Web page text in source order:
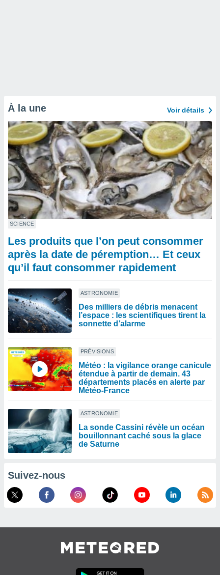
À la une Voir détails
SCIENCE
Les produits que l’on peut consommer
après la date de péremption… Et ceux
qu’il faut consommer rapidement
ASTRONOMIE
Des milliers de débris menacent
l’espace : les scientifiques tirent la
sonnette d’alarme
PRÉVISIONS
Météo : la vigilance orange canicule
étendue à partir de demain. 43
départements placés en alerte par
Météo-France
ASTRONOMIE
La sonde Cassini révèle un océan
bouillonnant caché sous la glace
de Saturne
Suivez-nous